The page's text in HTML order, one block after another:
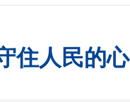
住人民的心